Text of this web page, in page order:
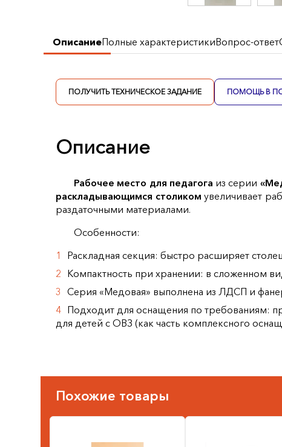
ОписаниеПолные характеристикиВопрос-ответ
ПОЛУЧИТЬ ТЕХНИЧЕСКОЕ ЗАДАНИЕ ПОМОЩЬ В
Описание
Рабочее место для педагога из серии
раскладывающимся столиком увеличивает
раздаточными материалами.
Особенности:
Раскладная секция: быстро расширяет
Компактность при хранении: в сложенном
Серия «Медовая» выполнена из ЛДСП и
Подходит для оснащения по требованиям:
для детей с ОВЗ (как часть комплексного
Похожие товары